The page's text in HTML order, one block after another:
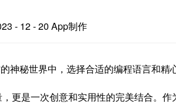
- 12 - 20 App制作
神秘世界中，选择合适的编程语言和精
更是一次创意和实用性的完美结合。